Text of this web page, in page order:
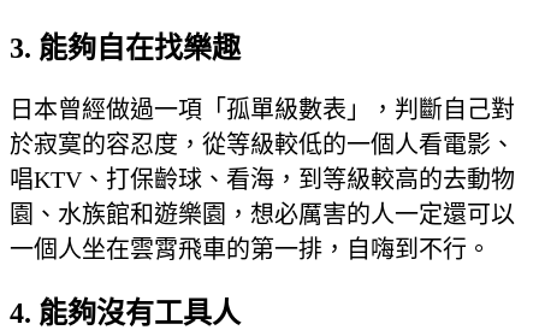
3. 能夠自在找樂趣
日本曾經做過一項「孤單級數表」，判斷自己對
於寂寞的容忍度，從等級較低的一個人看電影、
唱KTV、打保齡球、看海，到等級較高的去動物
園、水族館和遊樂園，想必厲害的人一定還可以
一個人坐在雲霄飛車的第一排，自嗨到不行。
4. 能夠沒有工具人